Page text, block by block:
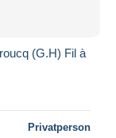
(G.H) Fil à
Privatperson